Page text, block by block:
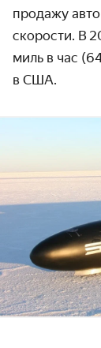
продажу
скорости. В
миль в час
в США.